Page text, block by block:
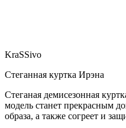
KraSSivo
Стеганная куртка Ирэна
Стеганая демисезонная
модель станет прекрасным
образа, а также согреет и